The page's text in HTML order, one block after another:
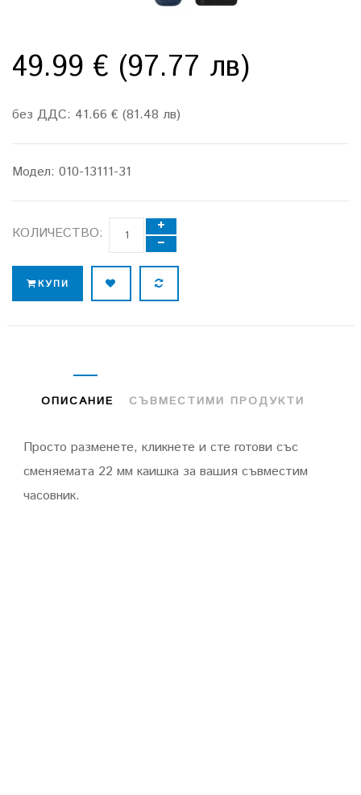
49.99 € (97.77 лв)
без ДДС: 41.66 € (81.48 лв)
Модел: 010-13111-31
КОЛИЧЕСТВО:
КУПИ
ОПИСАНИЕ СЪВМЕСТИМИ ПРОДУКТИ
Просто разменете, кликнете и сте готови със
сменяемата 22 мм каишка за вашия съвместим
часовник.